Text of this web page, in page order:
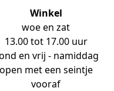
Winkel
woe en zat
13.00 tot 17.00 uur
en vrij - namiddag
open met een seintje
vooraf